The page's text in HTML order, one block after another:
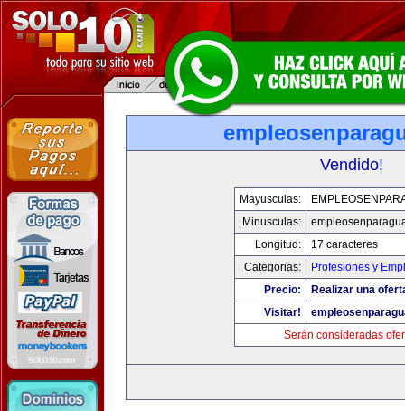
Vendido!
Mayusculas:
Minusculas:
Longitud:
17 caracteres
Categorias:
Profesiones y
Precio:
Realizar una
Visitar!
Serán consideradas